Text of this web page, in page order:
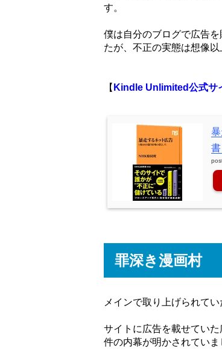
す。
僕は自分のブログで広告
たが、不正の実態は想像以
【 Kindle Unlimited公式サ
罪深き漫画村
メインで取り上げられて
サイトに広告を載せてい
件の内幕が明かされていま